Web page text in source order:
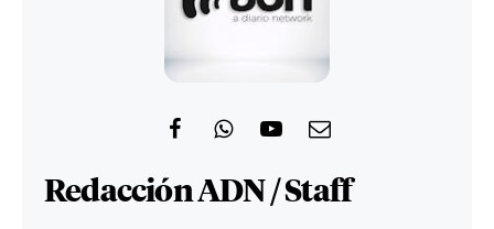
Redacción ADN / Staff